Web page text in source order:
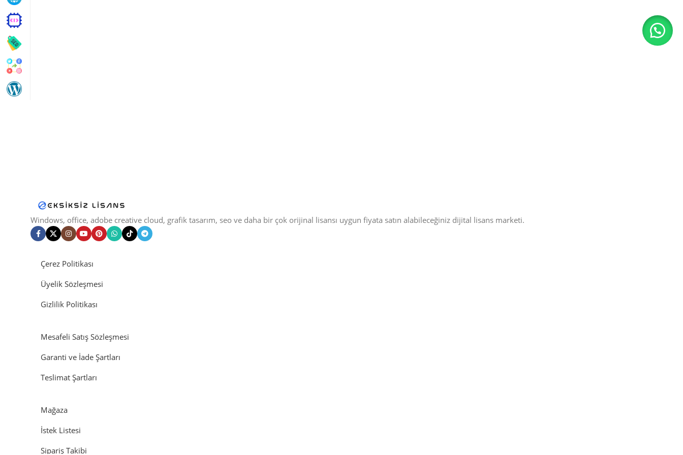
Windows, office, adobe creative cloud, grafik tasarım, seo ve daha bir çok orijinal lisansı uygun fiyata satın alabileceğiniz dijital lisans marketi.
Çerez Politikası
Üyelik Sözleşmesi
Gizlilik Politikası
Mesafeli Satış Sözleşmesi
Garanti ve İade Şartları
Teslimat Şartları
Mağaza
İstek Listesi
Sipariş Takibi